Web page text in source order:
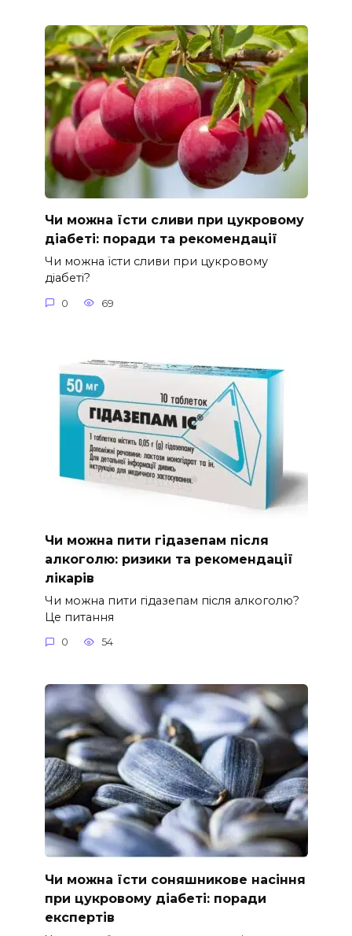
Чи можна їсти сливи при цукровому
діабеті: поради та рекомендації
Чи можна їсти сливи при цукровому
діабеті?
0 69
Чи можна пити гідазепам після
алкоголю: ризики та рекомендації
лікарів
Чи можна пити гідазепам після алкоголю?
Це питання
0 54
Чи можна їсти соняшникове насіння
при цукровому діабеті: поради
експертів